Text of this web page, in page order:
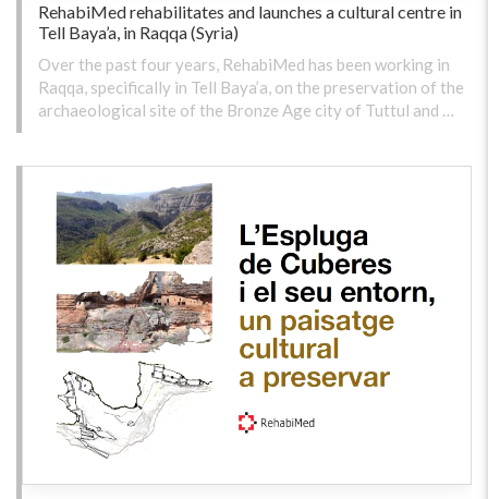
RehabiMed rehabilitates and launches a cultural centre in
Tell Baya’a, in Raqqa (Syria)
Over the past four years, RehabiMed has been working in
Raqqa, specifically in Tell Baya’a, on the preservation of the
archaeological site of the Bronze Age city of Tuttul and …